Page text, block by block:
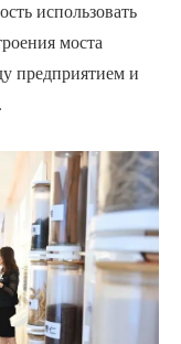
использовать
моста
предприятием и